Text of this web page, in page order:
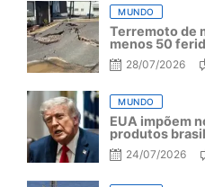
MUNDO
Terremoto de
menos 50
Japão
28/07/2026
MUNDO
EUA impõem
produtos
24/07/2026